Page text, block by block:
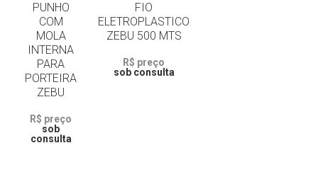
PUNHO
COM
MOLA
INTERNA
PARA
PORTEIRA
ZEBU
R$ preço
sob
consulta
FIO
ELETROPLASTICO
ZEBU 500 MTS
R$ preço
sob consulta